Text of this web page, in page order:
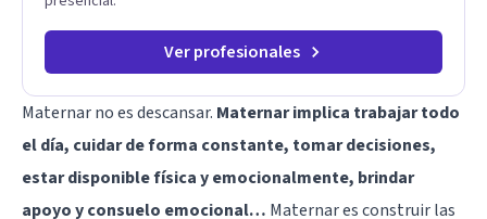
es una de las mejores opciones para acompañarte. Porque
cuando sanas tu mundo interno, cambias tu forma de pensar,
Ver profesionales
Maternar no es descansar. Maternar implica trabajar todo
el día, cuidar de forma constante, tomar decisiones,
estar disponible física y emocionalmente, brindar
apoyo y consuelo emocional… Maternar es construir las